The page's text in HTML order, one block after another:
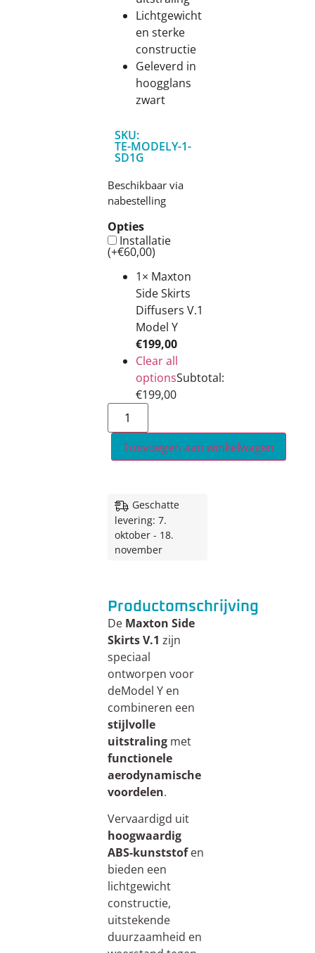
Lichtgewicht
en sterke
constructie
Geleverd in
hoogglans
zwart
SKU:
TE-MODELY-1-
SD1G
Beschikbaar via
nabestelling
Opties
Installatie
(+€60,00)
1× Maxton
Side Skirts
Diffusers V.1
Model Y
€199,00
Clear all
optionsSubtotal:
€199,00
Toevoegen aan winkelwagen
Geschatte
levering: 7.
oktober - 18.
november
Productomschrijving
De Maxton Side
Skirts V.1 zijn
speciaal
ontworpen voor
deModel Y en
combineren een
stijlvolle
uitstralingmet
functionele
aerodynamische
voordelen.
Vervaardigd uit
hoogwaardig
ABS-kunststofen
bieden een
lichtgewicht
constructie,
uitstekende
duurzaamheid en